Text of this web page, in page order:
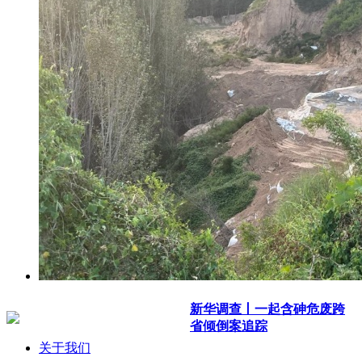
新华调查丨一起含砷危废跨
省倾倒案追踪
关于我们